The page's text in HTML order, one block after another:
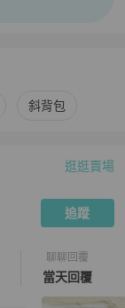
斜背包
逛逛賣場
追蹤
聊聊回覆
當天回覆